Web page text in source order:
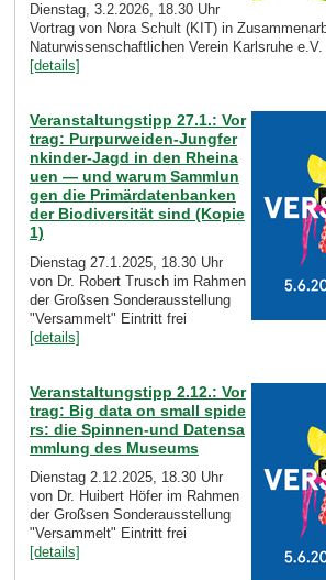
Dienstag, 3.2.2026, 18.30 Uhr
Vortrag von Nora Schult (KIT) in
Naturwissenschaftlichen Verein Karlsruhe
[details]
Veranstaltungstipp 27.1.: Vor
trag: Purpurweiden-Jungfer
nkinder-Jagd in den Rheina
uen — und warum Sammlun
gen die Primärdatenbanken
der Biodiversität sind (Kopie
1)
Dienstag 27.1.2025, 18.30 Uhr
von Dr. Robert Trusch im Rahmen
der Großsen Sonderausstellung
"Versammelt" Eintritt frei
[details]
Veranstaltungstipp 2.12.: Vor
trag: Big data on small spide
rs: die Spinnen-und Datensa
mmlung des Museums
Dienstag 2.12.2025, 18.30 Uhr
von Dr. Huibert Höfer im Rahmen
der Großsen Sonderausstellung
"Versammelt" Eintritt frei
[details]